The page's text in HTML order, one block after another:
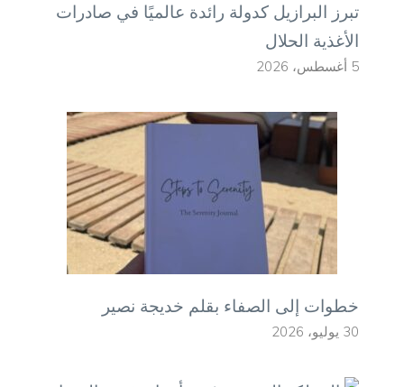
تبرز البرازيل كدولة رائدة عالميًا في صادرات
الأغذية الحلال
5 أغسطس، 2026
خطوات إلى الصفاء بقلم خديجة نصير
30 يوليو، 2026